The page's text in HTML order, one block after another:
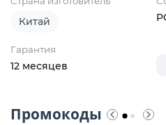
Китай
Гарантия
12 месяцев
Промокоды